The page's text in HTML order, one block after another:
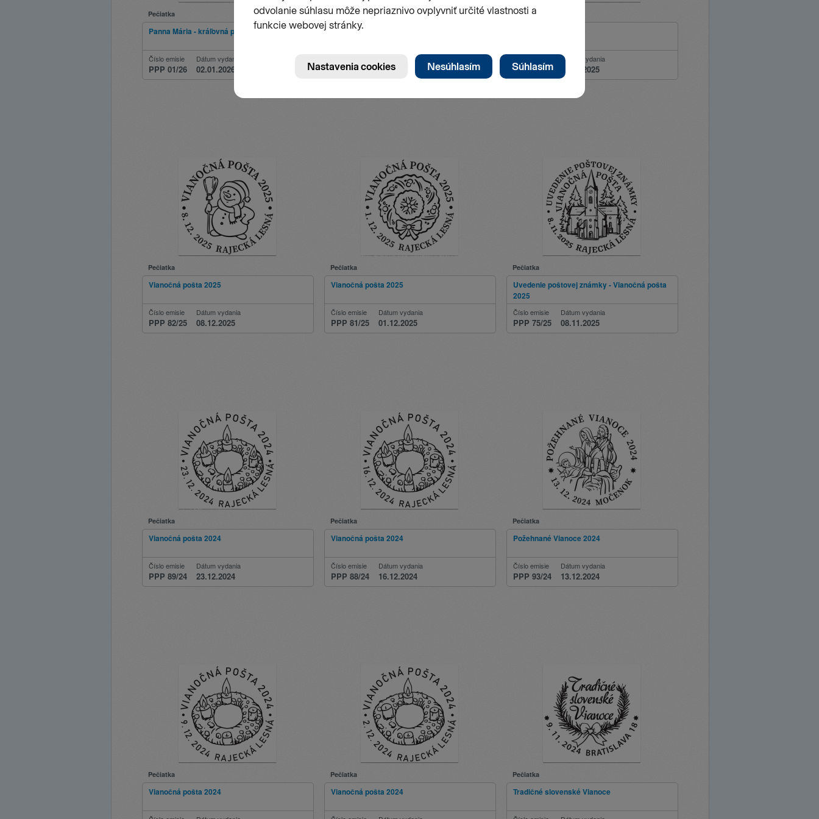
Pečiatka
Panna Mária - kráľovná pokoja
Číslo emisie
PPP 01/26
Dátum vydania
02.01.2026
Pečiatka
Vianočná pošta 2025
PPP 84/25
Dátum vydania
22.12.2025
Pečiatka
PPP 83/25
Dátum vydania
15.12.2025
Pečiatka
Vianočná pošta 2025
Číslo emisie
PPP 82/25
Dátum vydania
08.12.2025
Pečiatka
Vianočná pošta 2025
Číslo emisie
PPP 81/25
Dátum vydania
01.12.2025
Pečiatka
Uvedenie poštovej známky - Vianočná pošta
2025
Číslo emisie
PPP 75/25
Dátum vydania
08.11.2025
Pečiatka
Vianočná pošta 2024
Číslo emisie
PPP 89/24
Dátum vydania
23.12.2024
Pečiatka
Vianočná pošta 2024
Číslo emisie
PPP 88/24
Dátum vydania
16.12.2024
Pečiatka
Požehnané Vianoce 2024
Číslo emisie
PPP 93/24
Dátum vydania
13.12.2024
Pečiatka
Vianočná pošta 2024
Pečiatka
Vianočná pošta 2024
Pečiatka
Tradičné slovenské Vianoce